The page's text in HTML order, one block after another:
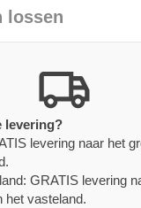
lossen
levering?
levering naar het
GRATIS levering
het vasteland.